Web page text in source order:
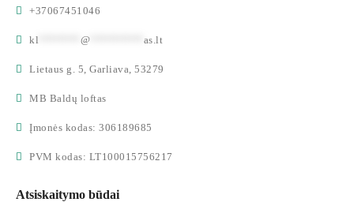
+37067451046
kl @ as.lt
Lietaus g. 5, Garliava, 53279
MB Baldų loftas
Įmonės kodas: 306189685
PVM kodas: LT100015756217
Atsiskaitymo būdai